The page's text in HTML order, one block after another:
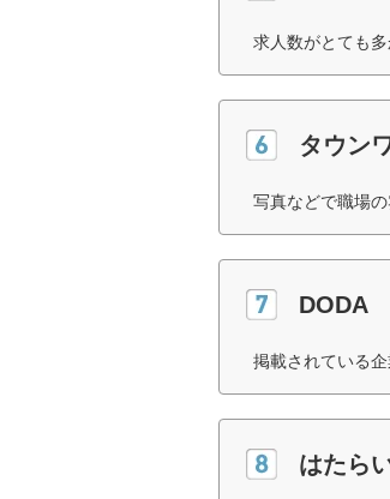
求人数がとても多
タウン
写真などで職場
DODA
掲載されている
はたら